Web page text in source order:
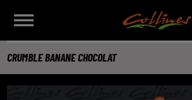
CRUMBLE BANANE CHOCOLAT